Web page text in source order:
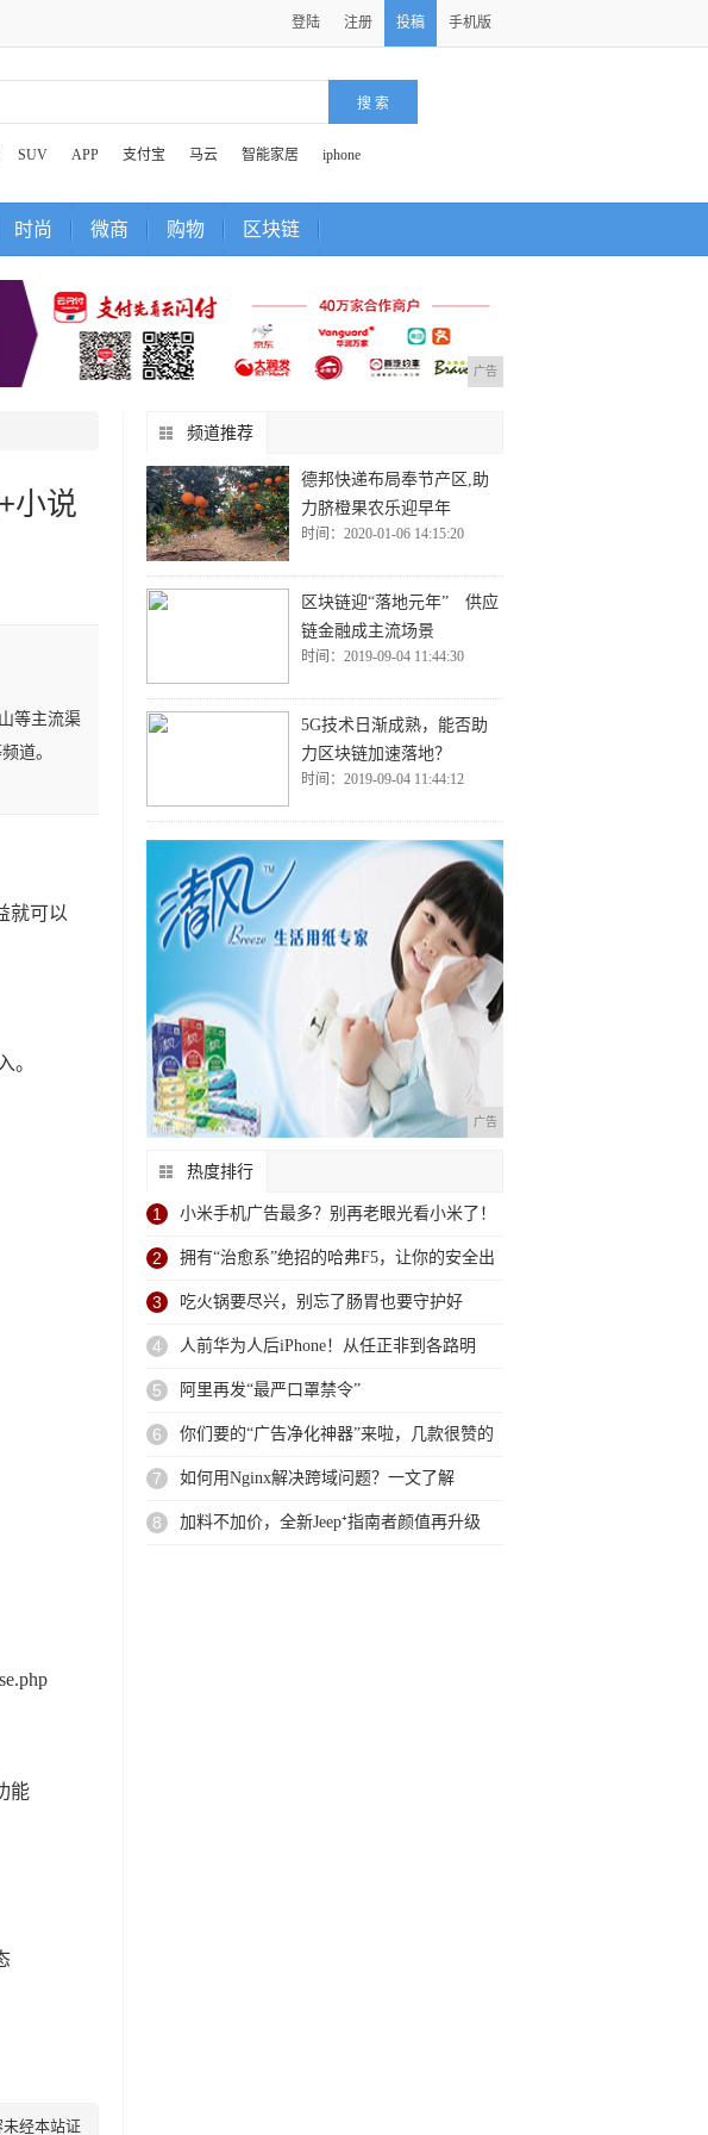
登陆 注册 投稿 手机版
SUV APP 支付宝 马云 智能家居 iphone
时尚 微商 购物 区块链
广告
小说
等主流渠
等频道。
就可以
。
能
经本站证
频道推荐
德邦快递布局奉节产区,助
力脐橙果农乐迎早年
时间：2020-01-06 14:15:20
区块链迎“落地元年” 供应
链金融成主流场景
时间：2019-09-04 11:44:30
5G技术日渐成熟，能否助
力区块链加速落地？
时间：2019-09-04 11:44:12
广告
热度排行
1 小米手机广告最多？别再老眼光看小米了！
2 拥有“治愈系”绝招的哈弗F5，让你的安全出
3 吃火锅要尽兴，别忘了肠胃也要守护好
4 人前华为人后iPhone！从任正非到各路明
5 阿里再发“最严口罩禁令”
6 你们要的“广告净化神器”来啦，几款很赞的
安
7 如何用Nginx解决跨域问题？一文了解
8 加料不加价，全新Jeep⁺指南者颜值再升级